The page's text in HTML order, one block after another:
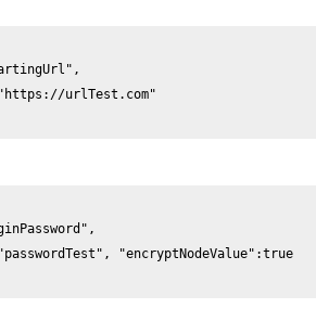
urlTest.com"
"encryptNodeValue":true